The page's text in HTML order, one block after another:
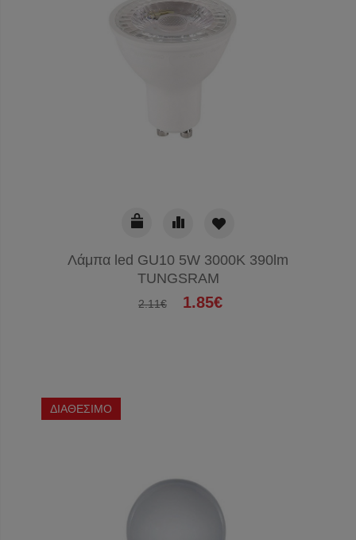
Λάμπα led GU10 5W 3000K 390lm
TUNGSRAM
2.11€ 1.85€
ΔΙΑΘΕΣΙΜΟ